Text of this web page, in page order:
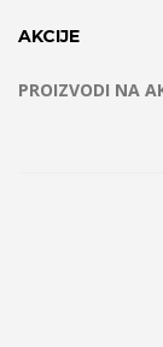
AKCIJE
PROIZVODI NA